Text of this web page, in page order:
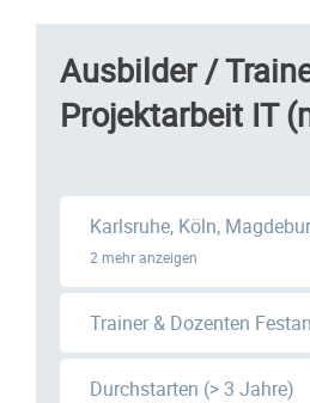
Ausbilder /
Projektarbeit IT
Karlsruhe, Köln,
2 mehr anzeigen
Trainer & Dozenten
Durchstarten (> 3 Jahre)